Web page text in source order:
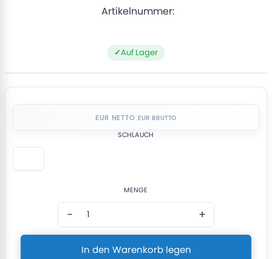
Artikelnummer:
Auf Lager
EUR NETTO
SCHLAUCH
MENGE
− +
In den Warenkorb legen